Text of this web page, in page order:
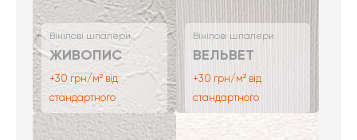
Вінілові шпалери
ЖИВОПИС
+30 грн/м² від
стандартного
Вінілові шпалери
ВЕЛЬВЕТ
+30 грн/м² від
стандартного